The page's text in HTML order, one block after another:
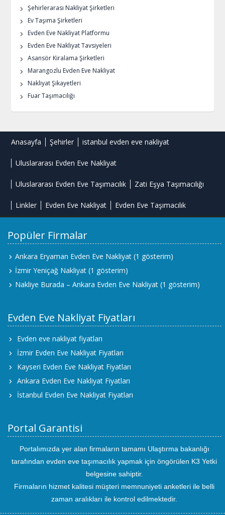
Şehirlerarası Nakliyat Şirketleri
Ev Taşıma Şirketleri
Evden Eve Nakliyat Platformu
Evden Eve Nakliyat Tavsiyeleri
Asansör Kiralama Şirketleri
Marangozlu Evden Eve Nakliyat
Nakliyat Şikayetleri
Fuar Taşımacılığı
Anasayfa Şehirler istanbul evden eve nakliyat
Uluslararası Evden Eve Nakliyat
Uluslararası Evden Eve Taşımacılık Zati Eşya Taşımacılığı
Linkler Evden Eve Nakliyat Evden Eve Taşımacılık
Popüler Firmalar
Ankara Eryaman Evden Eve Nakliyat (1 gösterim)
İzmir Yeniçağ Nakliyat (1 gösterim)
Nakliye Burada – Ankara Evden Eve Nakliyat (1 gösterim)
Evden Eve Nakliyat Fiyatları
Evden eve nakliyat fiyatları
İzmir Evden Eve Nakliyat Fiyatları
Kayseri Evden Eve Nakliyat Fiyatları
Ankara Evden Eve Nakliyat Fiyatları
İstanbul Evden Eve Nakliyat Fiyatları
Portal Garantisi
Portalımızda yer alan firmaların tamamı Ulaştırma bakanlığı
tarafından evden eve taşımacılık yapmak için öngörülen K3 Yetki
belgesine sahiptir.
Firmaların hizmet kalitesi müşteri memnuniyeti anketleri ile belli
zaman aralıkları ile kontrol edilmektedir.